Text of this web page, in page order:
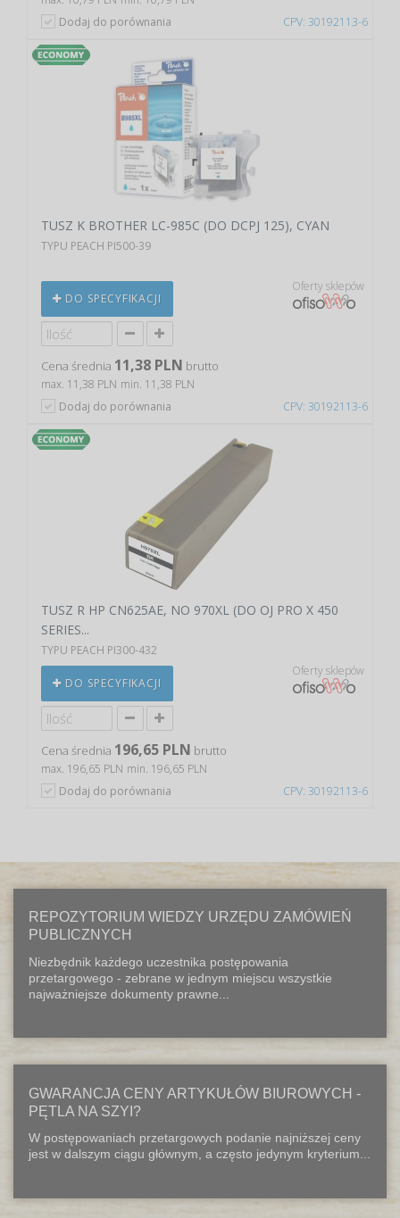
CPV: 30192113-6
Dodaj do porównania
CPV: 30192113-6
TUSZ K BROTHER LC-985C (DO DCPJ 125), CYAN
TYPU PEACH PI500-39
DO SPECYFIKACJI
Oferty sklepów
Cena średnia 11,38 PLN brutto
max. 11,38 PLN min. 11,38 PLN
Dodaj do porównania
CPV: 30192113-6
TUSZ R HP CN625AE, NO 970XL (DO OJ PRO X 450
SERIES...
TYPU PEACH PI300-432
DO SPECYFIKACJI
Oferty sklepów
Cena średnia 196,65 PLN brutto
max. 196,65 PLN min. 196,65 PLN
Dodaj do porównania
REPOZYTORIUM WIEDZY URZĘDU ZAMÓWIEŃ
PUBLICZNYCH
Niezbędnik każdego uczestnika postępowania
przetargowego - zebrane w jednym miejscu wszystkie
najważniejsze dokumenty prawne...
GWARANCJA CENY ARTYKUŁÓW BIUROWYCH -
PĘTLA NA SZYI?
W postępowaniach przetargowych podanie najniższej ceny
jest w dalszym ciągu głównym, a często jedynym kryterium...